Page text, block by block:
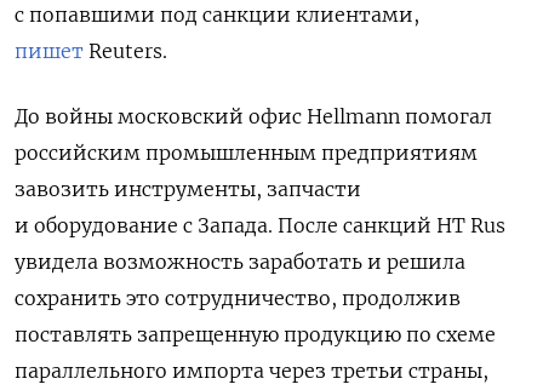
с попавшими под санкции клиентами,
пишет Reuters.
До войны московский офис Hellmann помогал
российским промышленным предприятиям
завозить инструменты, запчасти
и оборудование с Запада. После санкций HT Rus
увидела возможность заработать и решила
сохранить это сотрудничество, продолжив
поставлять запрещенную продукцию по схеме
параллельного импорта через третьи страны,